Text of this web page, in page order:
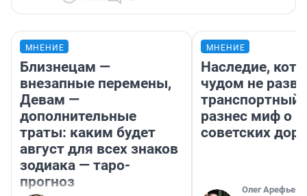
МНЕНИЕ
Близнецам —
внезапные перемены,
Девам —
дополнительные
траты: каким будет
август для всех знаков
зодиака — таро-
прогноз
МНЕНИЕ
Наследие,
чудом не
транспортный
разнес миф о
советских
Олег Арефьев